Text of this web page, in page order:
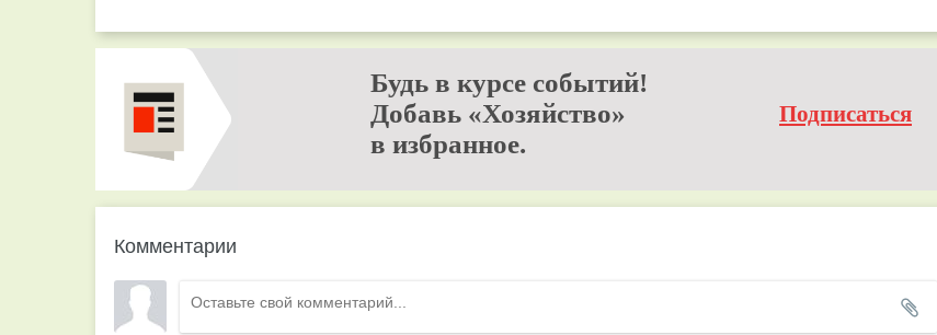
Будь в курсе событий!
Добавь «Хозяйство»
в избранное.
Подписаться
Комментарии